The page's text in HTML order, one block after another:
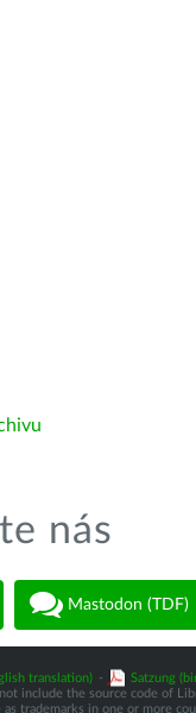
nás
Mastodon (TDF)
translation) - Satzung
include the source code of
trademarks in one or more